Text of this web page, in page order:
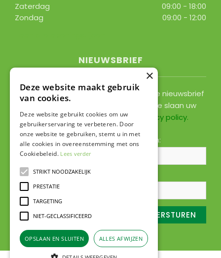
Zaterdag
09:00 - 18:00
Zondag
09:00 - 12:00
NIEUWSBRIEF
Ontvang ongeveer 1x per 2 weken onze nieuwsbrief
met acties, nieuws & activiteiten! We slaan uw
gegevens op conform onze
privacy policy.
Voornaam: Achternaam:
E-mailadres:*
×
Deze website maakt gebruik
van cookies.
Deze website gebruikt cookies om uw
gebruikerservaring te verbeteren. Door
onze website te gebruiken, stemt u in met
alle cookies in overeenstemming met ons
Cookiebeleid. Lees verder
STRIKT NOODZAKELIJK
PRESTATIE
TARGETING
NIET-GECLASSIFICEERD
OPSLAAN EN SLUITEN ALLES AFWIJZEN